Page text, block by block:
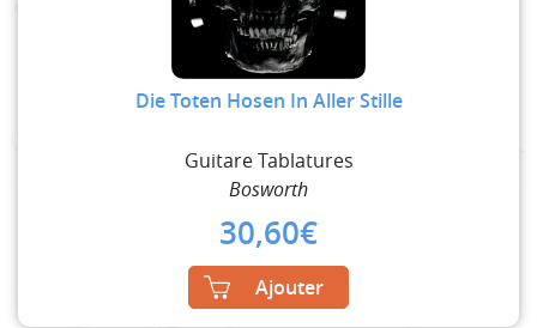
Die Toten Hosen In Aller Stille
Guitare Tablatures
Bosworth
30,60€
Ajouter